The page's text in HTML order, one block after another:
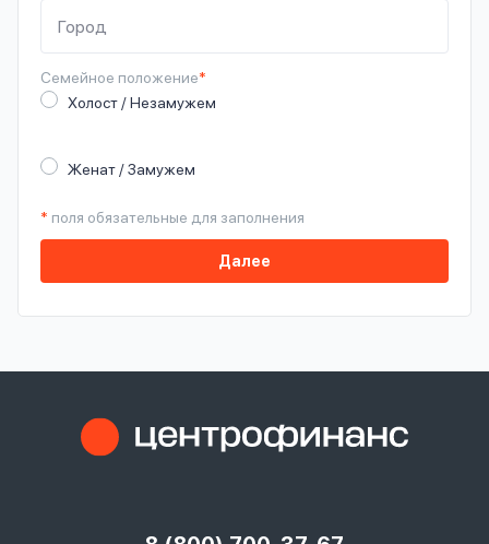
Семейное положение*
Холост / Незамужем
Женат / Замужем
* поля обязательные для заполнения
Далее